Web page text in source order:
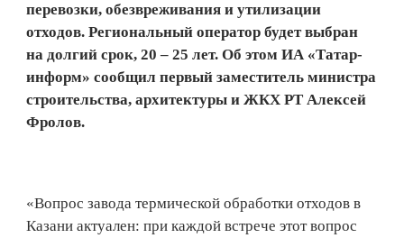
перевозки, обезвреживания и утилизации
отходов. Региональный оператор будет выбран
на долгий срок, 20 – 25 лет. Об этом ИА «Татар-
информ» сообщил первый заместитель министра
строительства, архитектуры и ЖКХ РТ Алексей
Фролов.
«Вопрос завода термической обработки отходов в
Казани актуален: при каждой встрече этот вопрос